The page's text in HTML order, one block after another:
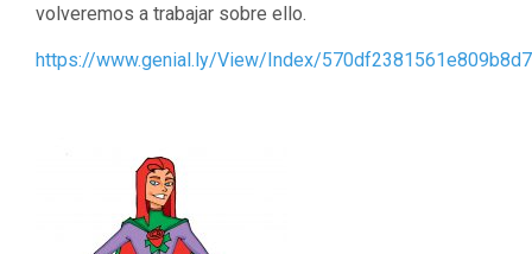
volveremos a trabajar sobre ello.
https://www.genial.ly/View/Index/